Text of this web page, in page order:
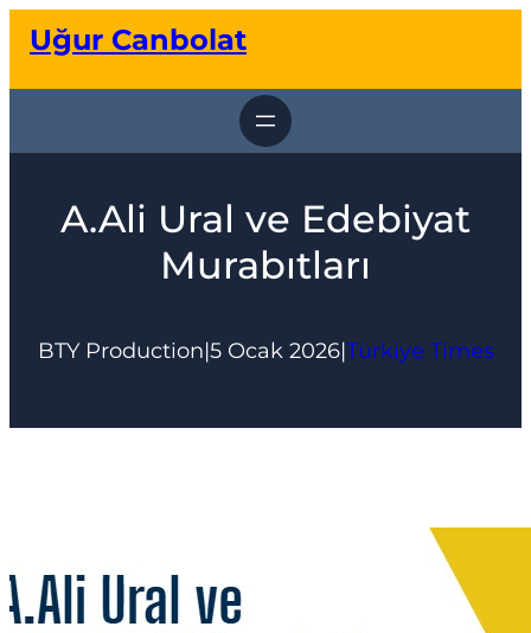
geçUğur Canbolat
A.Ali Ural ve Edebiyat
Murabıtları
BTY Production|5 Ocak 2026|Türkiye Times